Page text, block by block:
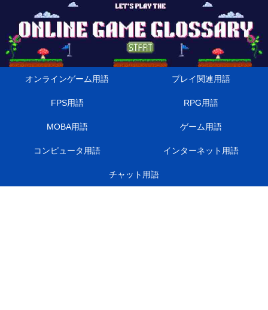
オンラインゲーム用語 プレイ関連用語
FPS用語 RPG用語
MOBA用語 ゲーム用語
コンピュータ用語 インターネット用語
チャット用語